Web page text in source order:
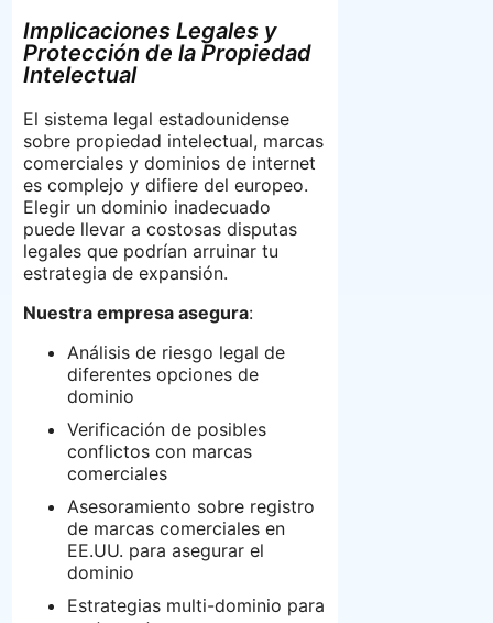
Implicaciones Legales y
Protección de la Propiedad
Intelectual
El sistema legal estadounidense
sobre propiedad intelectual, marcas
comerciales y dominios de internet
es complejo y difiere del europeo.
Elegir un dominio inadecuado
puede llevar a costosas disputas
legales que podrían arruinar tu
estrategia de expansión.
Nuestra empresa asegura:
Análisis de riesgo legal de
diferentes opciones de
dominio
Verificación de posibles
conflictos con marcas
comerciales
Asesoramiento sobre registro
de marcas comerciales en
EE.UU. para asegurar el
dominio
Estrategias multi-dominio para